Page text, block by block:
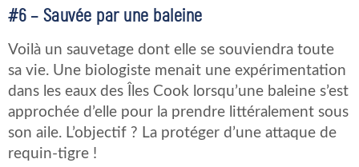
#6 – Sauvée par une baleine
Voilà un sauvetage dont elle se souviendra toute
sa vie. Une biologiste menait une expérimentation
dans les eaux des Îles Cook lorsqu’une baleine s’est
approchée d’elle pour la prendre littéralement sous
son aile. L’objectif ? La protéger d’une attaque de
requin-tigre !